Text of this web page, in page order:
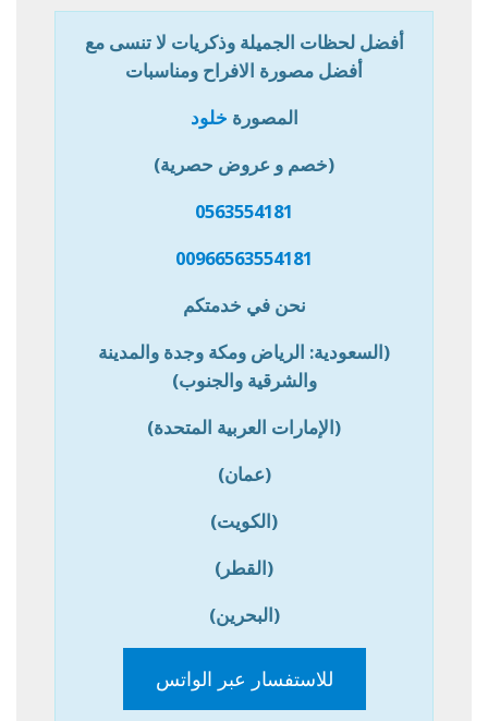
أفضل لحظات الجميلة وذكريات لا تنسى مع
أفضل مصورة الافراح ومناسبات
المصورة خلود
(خصم و عروض حصرية)
0563554181
00966563554181
نحن في خدمتكم
(السعودية: الرياض ومكة وجدة والمدينة
والشرقية والجنوب)
(الإمارات العربية المتحدة)
(عمان)
(الكويت)
(القطر)
(البحرين)
للاستفسار عبر الواتس